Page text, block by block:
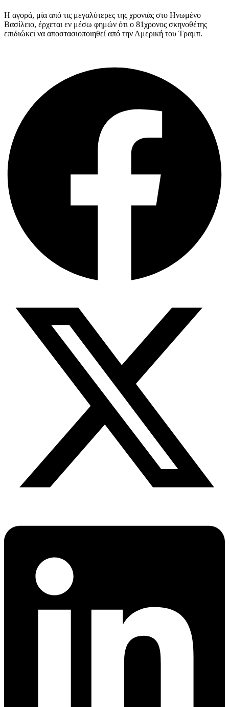
Η αγορά, μία από τις μεγαλύτερες της χρονιάς στο Ηνωμένο
Βασίλειο, έρχεται εν μέσω φημών ότι ο 81χρονος σκηνοθέτης
επιδιώκει να αποστασιοποιηθεί από την Αμερική του Τραμπ.